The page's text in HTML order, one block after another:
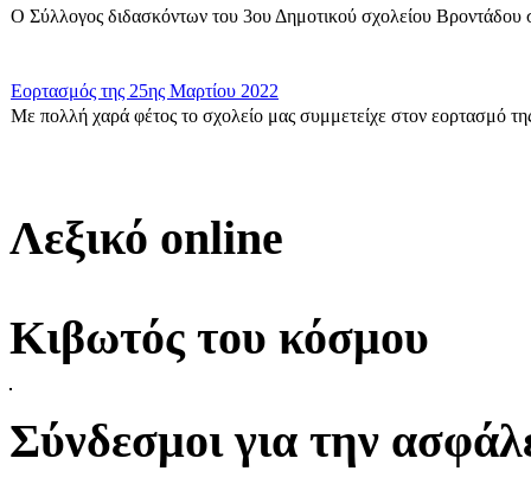
Ο Σύλλογος διδασκόντων του 3ου Δημοτικού σχολείου
Εορτασμός της 25ης Μαρτίου 2022
Με πολλή χαρά φέτος το σχολείο μας συμμετείχε στον εορτασμό
ΣΤ\' Τάξη-Δράση για τον σχολικό εκφοβισμό
Λεξικό online
Κιβωτός του κόσμου
Σύνδεσμοι για την